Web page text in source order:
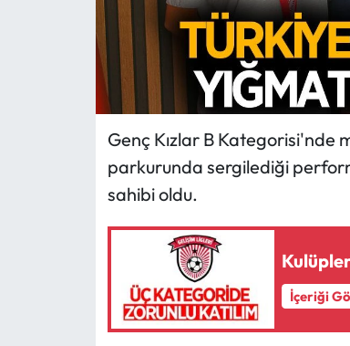
Genç Kızlar B Kategorisi'nde
parkurunda sergilediği
sahibi oldu.
İçeriği
TURİZM
YAŞAM
RESMİ İLANLAR
HABER İLAN